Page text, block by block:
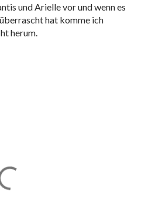
und Arielle vor und wenn es
hat komme ich
herum.